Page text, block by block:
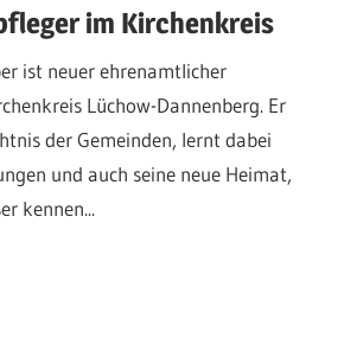
im Kirchenkreis
ist neuer ehrenamtlicher
Lüchow-Dannenberg. Er
der Gemeinden, lernt dabei
und auch seine neue Heimat,
kennen...